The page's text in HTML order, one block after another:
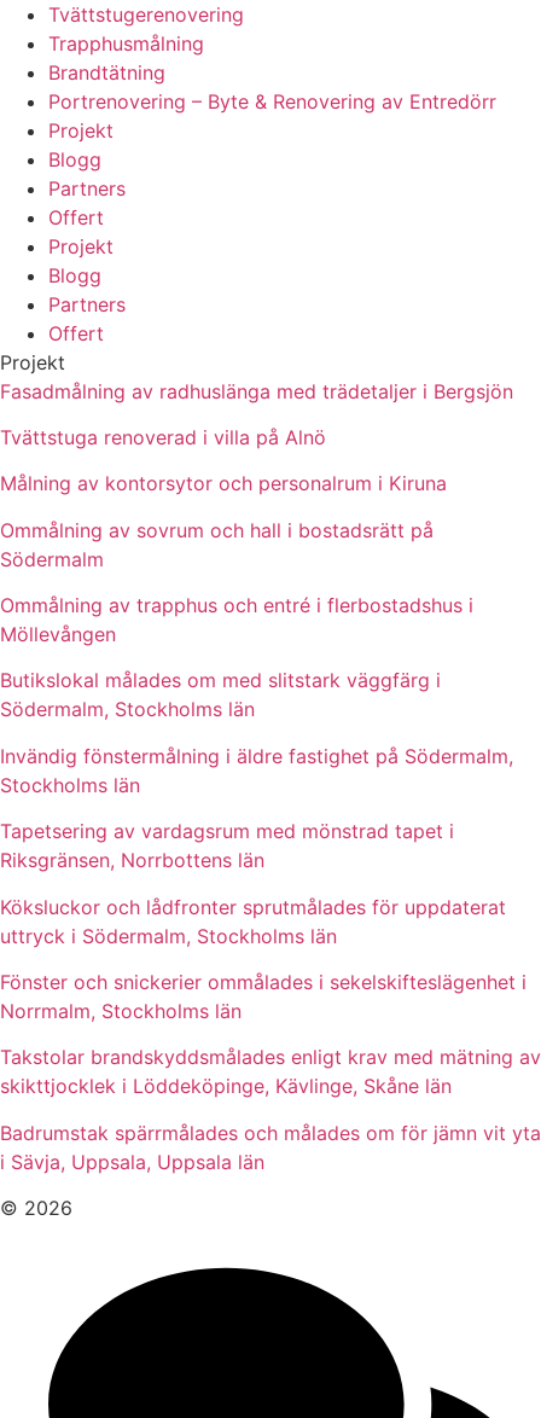
Tvättstugerenovering
Trapphusmålning
Brandtätning
Portrenovering – Byte & Renovering av Entredörr
Projekt
Blogg
Partners
Offert
Projekt
Blogg
Partners
Offert
Projekt
Fasadmålning av radhuslänga med trädetaljer i Bergsjön
Tvättstuga renoverad i villa på Alnö
Målning av kontorsytor och personalrum i Kiruna
Ommålning av sovrum och hall i bostadsrätt på
Södermalm
Ommålning av trapphus och entré i flerbostadshus i
Möllevången
Butikslokal målades om med slitstark väggfärg i
Södermalm, Stockholms län
Invändig fönstermålning i äldre fastighet på Södermalm,
Stockholms län
Tapetsering av vardagsrum med mönstrad tapet i
Riksgränsen, Norrbottens län
Köksluckor och lådfronter sprutmålades för uppdaterat
uttryck i Södermalm, Stockholms län
Fönster och snickerier ommålades i sekelskifteslägenhet i
Norrmalm, Stockholms län
Takstolar brandskyddsmålades enligt krav med mätning av
skikttjocklek i Löddeköpinge, Kävlinge, Skåne län
Badrumstak spärrmålades och målades om för jämn vit yta
i Sävja, Uppsala, Uppsala län
© 2026